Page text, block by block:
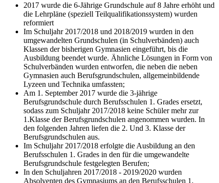
2017 wurde die 6-Jährige Grundschule auf 8 Jahre erhöht und
die Lehrpläne (speziell Teilqualifikationssystem) wurden
reformiert
Im Schuljahr 2017/2018 und 2018/2019 wurden in den
umgewandelten Grundschulen (in Schulverbänden) auch
Klassen der bisherigen Gymnasien eingeführt, bis die
Ausbildung beendet wurde. Ähnliche Lösungen in Form von
Schulverbänden wurden entworfen, die neben die neben
Gymnasien auch Berufsgrundschulen, allgemeinbildende
Lyzeen und Technika umfassten;
Am 1. September 2017 wurde die 3-jährige
Berufsgrundschule durch Berufsschulen 1. Grades ersetzt,
sodass zum Schuljahr 2017/2018 keine Schüler mehr zur
1.Klasse der Berufsgrundschulen angenommen wurden. In
den folgenden Jahren liefen die 2. Und 3. Klasse der
Berufsgrundschulen aus.
Im Schuljahr 2017/2018 erfolgte die Ausbildung an den
Berufsschulen 1. Grades in den für die umgewandelte
Berufsgrundschule festgelegten Berufen;
In den Schuljahren 2017/2018 - 2019/2020 wurden
Absolventen des Gymnasiums an den Berufsschulen 1.